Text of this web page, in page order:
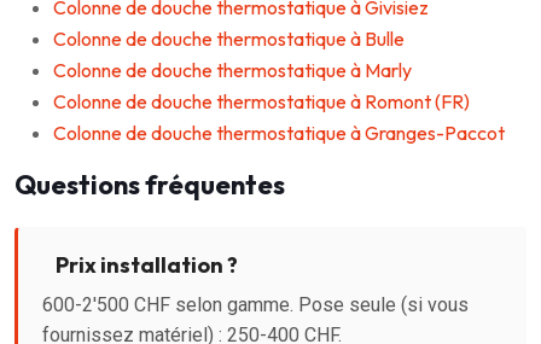
Colonne de douche thermostatique à Givisiez
Colonne de douche thermostatique à Bulle
Colonne de douche thermostatique à Marly
Colonne de douche thermostatique à Romont (FR)
Colonne de douche thermostatique à Granges-Paccot
Questions fréquentes
Prix installation ?
600-2'500 CHF selon gamme. Pose seule (si vous
fournissez matériel) : 250-400 CHF.